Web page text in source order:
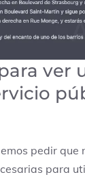
ver
pedir que
para